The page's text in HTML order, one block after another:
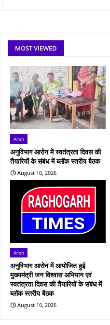
MOST VIEWED
Aron
अनुविभाग आरोन में स्वतंत्रता दिवस की
तैयारियों के संबंध में ब्लॉक स्तरीय बैठक
August 10, 2026
Aron
अनुविभाग आरोन में आयोजित हुई
मुख्‍यमंत्री जन विश्वास अभियान एवं
स्वतंत्रता दिवस की तैयारियों के संबंध में
ब्लॉक स्तरीय बैठक
August 10, 2026